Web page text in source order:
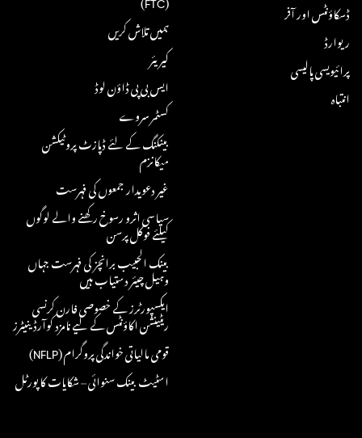
ڈسکاؤنٹس اور آفر
ریوارڈ
پرائیویسی پالیسی
انتباہ
ہمیں تلاش کریں
کیریئر
ایس بی پی ڈاؤن لوڈ
کسٹمر سروے
بینکنگ کے لئے ڈپازٹ پروٹیکشن
میکانزم
غیر دعویدار جمعوں کی فہرست
سیاسی اثرو رسوخ رکھنے والے لوگوں
کیلئے فوکل پرسن
بینک الحبیب برانچز کی فہرست جہاں
وہیل چیئر دستیاب ہیں
ایکسپورٹرز کے خصوصی فارن کرنسی
ریٹینشن اکاؤنٹس کے لیے نامزد کوآرڈینیٹرز
قومی مالیاتی خواندگی پروگرام (NFLP)
اسٹیٹ بینک سنوائی – شکایات کا پورٹل